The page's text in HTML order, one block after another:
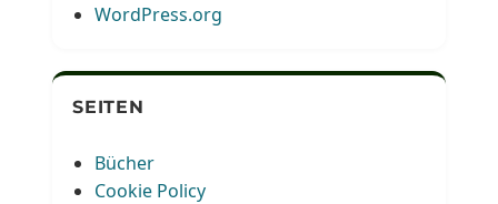
WordPress.org
SEITEN
Bücher
Cookie Policy